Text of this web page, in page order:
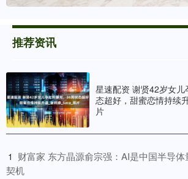
推荐资讯
星速配资 谢贤42岁女
态超好，甜蜜恋情持续
片
1 财富家 东方晶源俞宗强：AI是中国半导
契机